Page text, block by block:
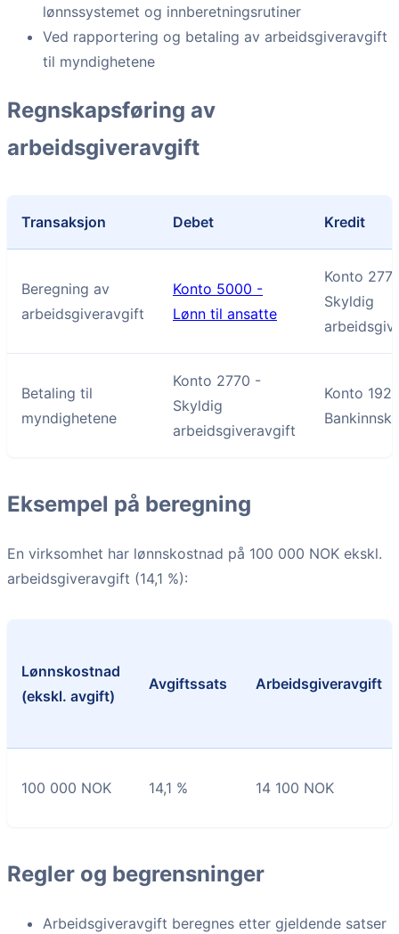
lønnssystemet og innberetningsrutiner
Ved rapportering og betaling av arbeidsgiveravgift
til myndighetene
Regnskapsføring av
arbeidsgiveravgift
Transaksjon Debet Kredit
Beregning av
arbeidsgiveravgift
Konto 5000 -
Lønn til ansatte
Konto
Skyldig
Betaling til
myndighetene
Konto 2770 -
Skyldig
arbeidsgiveravgift
Konto
Eksempel på beregning
En virksomhet har lønnskostnad på 100 000 NOK ekskl.
arbeidsgiveravgift (14,1 %):
Lønnskostnad
(ekskl. avgift)
Avgiftssats Arbeidsgiveravgift
100 000 NOK 14,1 % 14 100 NOK
Regler og begrensninger
Arbeidsgiveravgift beregnes etter gjeldende satser